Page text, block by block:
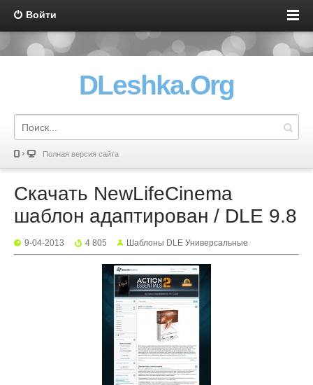
Войти
DLeshka.Org
Полная версия сайта
Скачать NewLifeCinema
шаблон адаптирован / DLE 9.8
9-04-2013 4 805 Шаблоны DLE Универсальные